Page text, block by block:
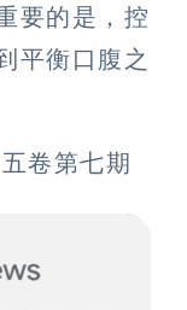
要的是，控
平衡口腹之
卷第七期